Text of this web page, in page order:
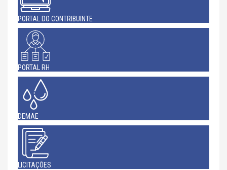
PORTAL DO CONTRIBUINTE
PORTAL RH
DEMAE
LICITAÇÕES